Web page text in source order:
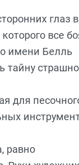
глаз в
все
имени Белль
тайну
для
равно